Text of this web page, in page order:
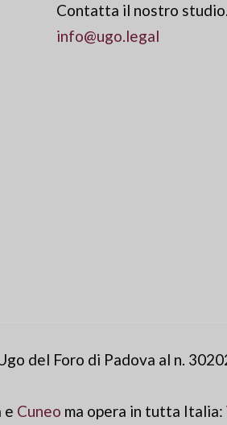
Contatta il nostro studio.
info@ugo.legal
del Foro di Padova al n.
e Cuneo ma opera in tutta Italia: